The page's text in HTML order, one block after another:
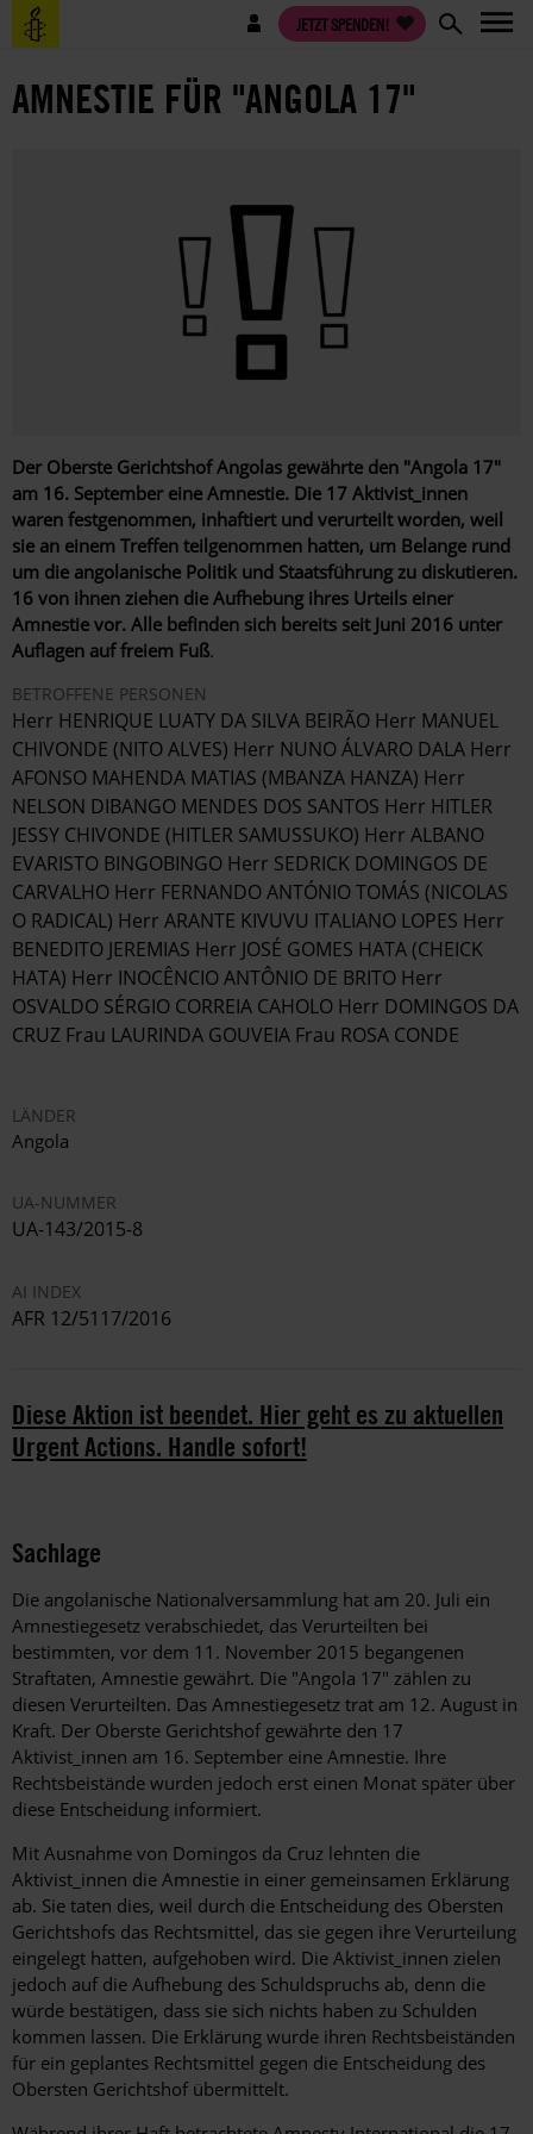
Direkt
zum
Benutzermenü JETZT SPENDEN!
AMNESTIE FÜR "ANGOLA 17"
Der Oberste Gerichtshof Angolas gewährte den "Angola 17"
am 16. September eine Amnestie. Die 17 Aktivist_innen
waren festgenommen, inhaftiert und verurteilt worden, weil
sie an einem Treffen teilgenommen hatten, um Belange rund
um die angolanische Politik und Staatsführung zu diskutieren.
16 von ihnen ziehen die Aufhebung ihres Urteils einer
Amnestie vor. Alle befinden sich bereits seit Juni 2016 unter
Auflagen auf freiem Fuß.
BETROFFENE PERSONEN
Herr HENRIQUE LUATY DA SILVA BEIRÃO Herr MANUEL
CHIVONDE (NITO ALVES) Herr NUNO ÁLVARO DALA Herr
AFONSO MAHENDA MATIAS (MBANZA HANZA) Herr
NELSON DIBANGO MENDES DOS SANTOS Herr HITLER
JESSY CHIVONDE (HITLER SAMUSSUKO) Herr ALBANO
EVARISTO BINGOBINGO Herr SEDRICK DOMINGOS DE
CARVALHO Herr FERNANDO ANTÓNIO TOMÁS (NICOLAS
O RADICAL) Herr ARANTE KIVUVU ITALIANO LOPES Herr
BENEDITO JEREMIAS Herr JOSÉ GOMES HATA (CHEICK
HATA) Herr INOCÊNCIO ANTÔNIO DE BRITO Herr
OSVALDO SÉRGIO CORREIA CAHOLO Herr DOMINGOS DA
CRUZ Frau LAURINDA GOUVEIA Frau ROSA CONDE
LÄNDER
Angola
UA-NUMMER
UA-143/2015-8
AI INDEX
AFR 12/5117/2016
Diese Aktion ist beendet. Hier geht es zu aktuellen
Urgent Actions. Handle sofort!
Sachlage
Die angolanische Nationalversammlung hat am 20. Juli ein
Amnestiegesetz verabschiedet, das Verurteilten bei
bestimmten, vor dem 11. November 2015 begangenen
Straftaten, Amnestie gewährt. Die "Angola 17" zählen zu
diesen Verurteilten. Das Amnestiegesetz trat am 12. August in
Kraft. Der Oberste Gerichtshof gewährte den 17
Aktivist_innen am 16. September eine Amnestie. Ihre
Rechtsbeistände wurden jedoch erst einen Monat später über
diese Entscheidung informiert.
Mit Ausnahme von Domingos da Cruz lehnten die
Aktivist_innen die Amnestie in einer gemeinsamen Erklärung
ab. Sie taten dies, weil durch die Entscheidung des Obersten
Gerichtshofs das Rechtsmittel, das sie gegen ihre Verurteilung
eingelegt hatten, aufgehoben wird. Die Aktivist_innen zielen
jedoch auf die Aufhebung des Schuldspruchs ab, denn die
würde bestätigen, dass sie sich nichts haben zu Schulden
kommen lassen. Die Erklärung wurde ihren Rechtsbeiständen
für ein geplantes Rechtsmittel gegen die Entscheidung des
Obersten Gerichtshof übermittelt.